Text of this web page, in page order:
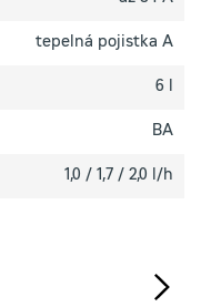
tepelná pojistka A
6 l
BA
1,0 / 1,7 / 2,0 l/h